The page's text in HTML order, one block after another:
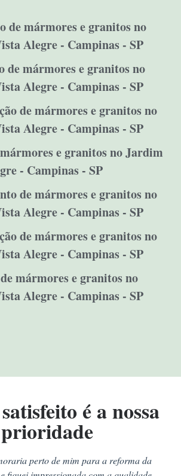
de mármores e granitos no
Alegre - Campinas - SP
de mármores e granitos no
Alegre - Campinas - SP
de mármores e granitos no
Alegre - Campinas - SP
e granitos no Jardim
- Campinas - SP
de mármores e granitos no
Alegre - Campinas - SP
de mármores e granitos no
Alegre - Campinas - SP
mármores e granitos no
Alegre - Campinas - SP
é a nossa
prioridade
perto de mim para a reforma da